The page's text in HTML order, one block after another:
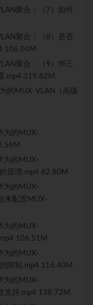
聚合：（7）如何
聚合：（8）是否
106.04M
聚合：（9）华三
.mp4 319.82M
的MUX-VLAN（高级
为的MUX-
为的MUX-
原理.mp4 82.80M
为的MUX-
来配置MUX-
为的MUX-
106.51M
为的MUX-
限制.mp4 116.40M
为的MUX-
支持.mp4 138.72M